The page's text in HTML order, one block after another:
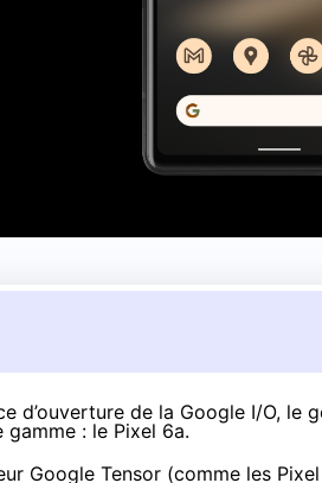
d’ouverture de la Google I/O, le
gamme : le Pixel 6a.
Google Tensor (comme les